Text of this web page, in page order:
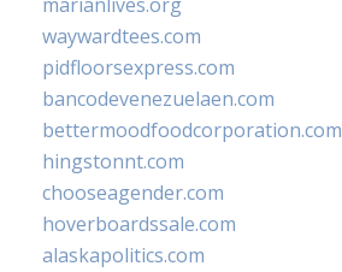
waywardtees.com
pidfloorsexpress.com
bancodevenezuelaen.com
bettermoodfoodcorporation.com
hingstonnt.com
chooseagender.com
hoverboardssale.com
alaskapolitics.com